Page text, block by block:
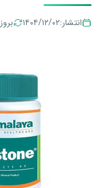
انتشار:۱۴۰۴/۱۲/۰۲